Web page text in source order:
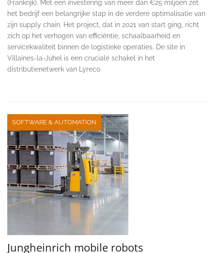
(Frankrijk). Met een investering van meer dan €25 miljoen zet
het bedrijf een belangrijke stap in de verdere optimalisatie van
zijn supply chain. Het project, dat in 2021 van start ging, richt
zich op het verhogen van efficiëntie, schaalbaarheid en
servicekwaliteit binnen de logistieke operaties. De site in
Villaines-la-Juhel is een cruciale schakel in het
distributienetwerk van Lyreco
SOFTWARE & AUTOMATION
Jungheinrich mobile robots